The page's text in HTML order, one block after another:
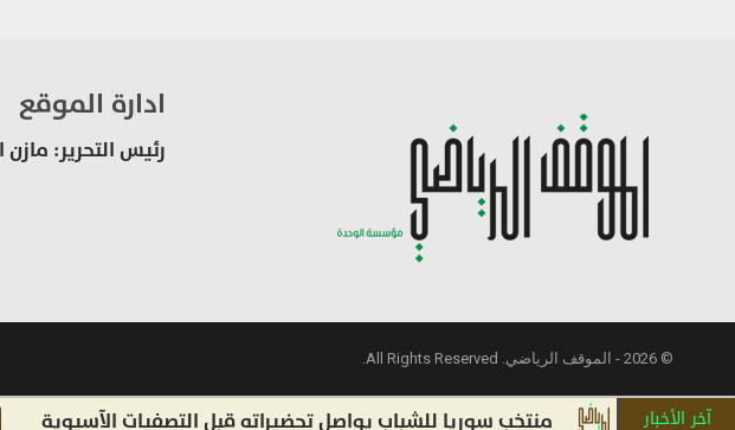
ادارة الموقع
رئيس التحرير:
© 2026 - الموقف الرياضي. All Rights Reserved.
آخر الأخبار منتخب سوريا للشباب يواصل تحضيراته قبل التصفيات الآسيوية